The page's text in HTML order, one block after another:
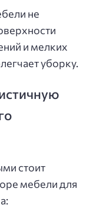
не
и мелких
уборку.
стоит
мебели для